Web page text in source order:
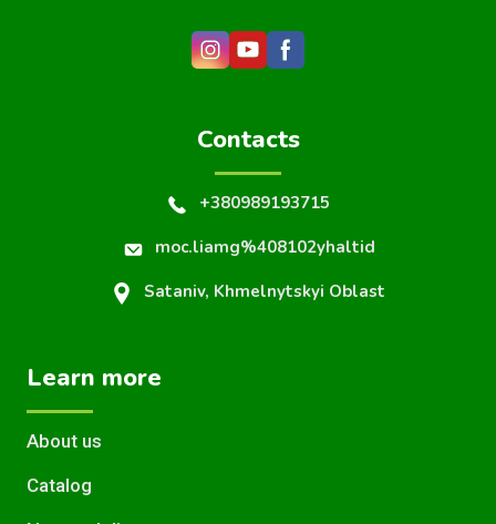
Contacts
+380989193715
moc.liamg%408102yhaltid
Sataniv, Khmelnytskyi Oblast
Learn more
About us
Catalog